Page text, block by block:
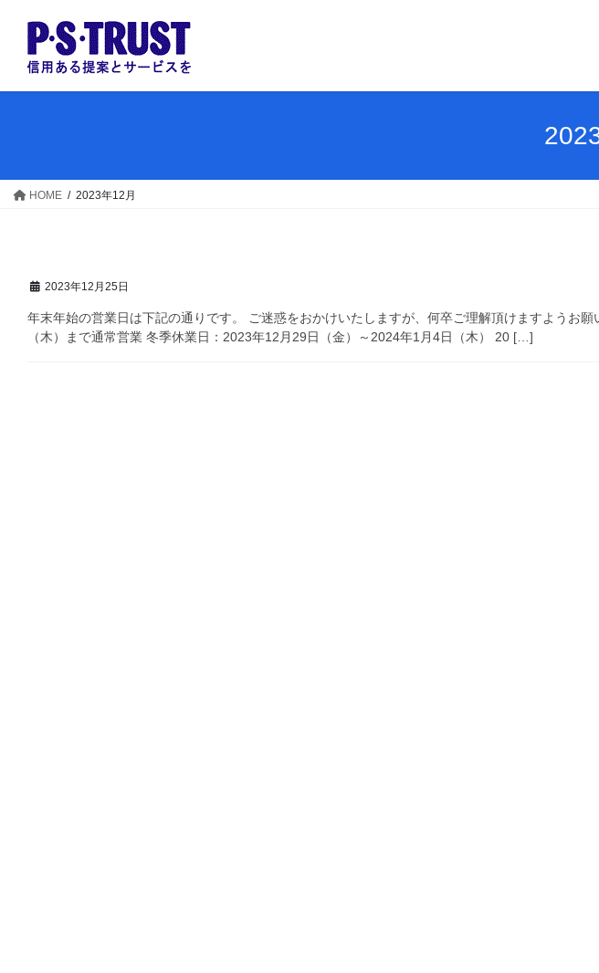
ッ
移
HOME 2023年12月
2023年12月25日
年末年始の営業日は下記の通りです。 ご迷惑をおかけいたしますが、何卒ご理解頂けますようお
（木）まで通常営業 冬季休業日：2023年12月29日（金）～2024年1月4日（木） 20 […]